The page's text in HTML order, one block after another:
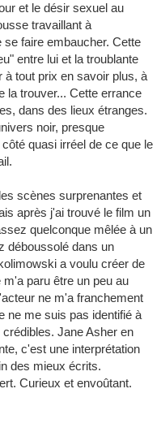
et le désir sexuel au
travaillant à
se faire embaucher. Cette
entre lui et la troublante
à tout prix en savoir plus, à
la trouver... Cette errance
dans des lieux étranges.
noir, presque
quasi irréel de ce que le
scènes surprenantes et
après j'ai trouvé le film un
quelconque mêlée à un
déboussolé dans un
a voulu créer de
paru être un peu au
ne m'a franchement
ne me suis pas identifié à
Jane Asher en
c'est une interprétation
des mieux écrits.
Curieux et envoûtant.